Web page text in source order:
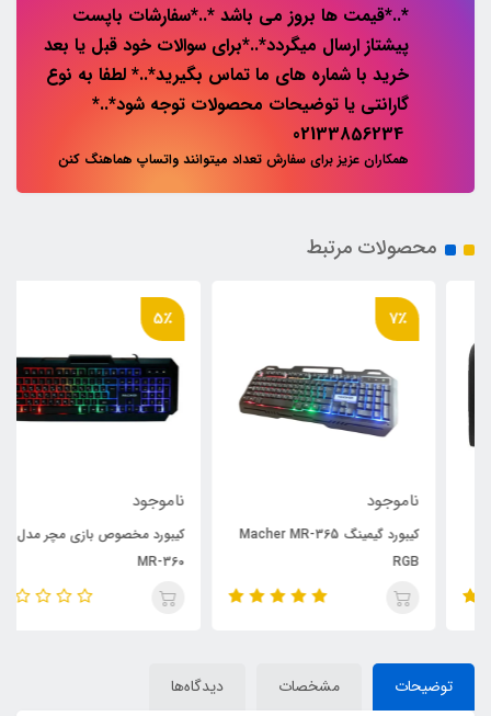
*..*قیمت ها بروز می باشد *..*سفارشات باپست
پیشتاز ارسال میگردد*..*برای سوالات خود قبل یا بعد
خرید با شماره های ما تماس بگیرید*..* لطفا به نوع
گارانتی یا توضیحات محصولات توجه شود*..*
همکاران عزیز برای سفارش تعداد میتوانند واتساپ هماهنگ کنن
محصولات مرتبط
ناموجود
کیبورد گیمینگ Macher MR-365
ناموجود
کیبورد مخصوص بازی مچر مدل
MR-360
توضیحات مشخصات دیدگاه‌ها